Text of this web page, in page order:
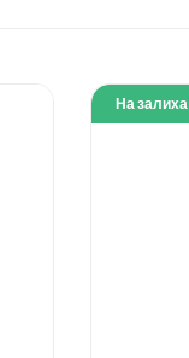
На залиха